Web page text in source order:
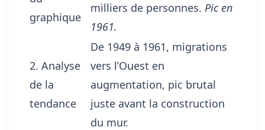
graphique
milliers de personnes. Pic en
1961.
2. Analyse
de la
tendance
De 1949 à 1961, migrations
vers l’Ouest en
augmentation, pic brutal
juste avant la construction
du mur.